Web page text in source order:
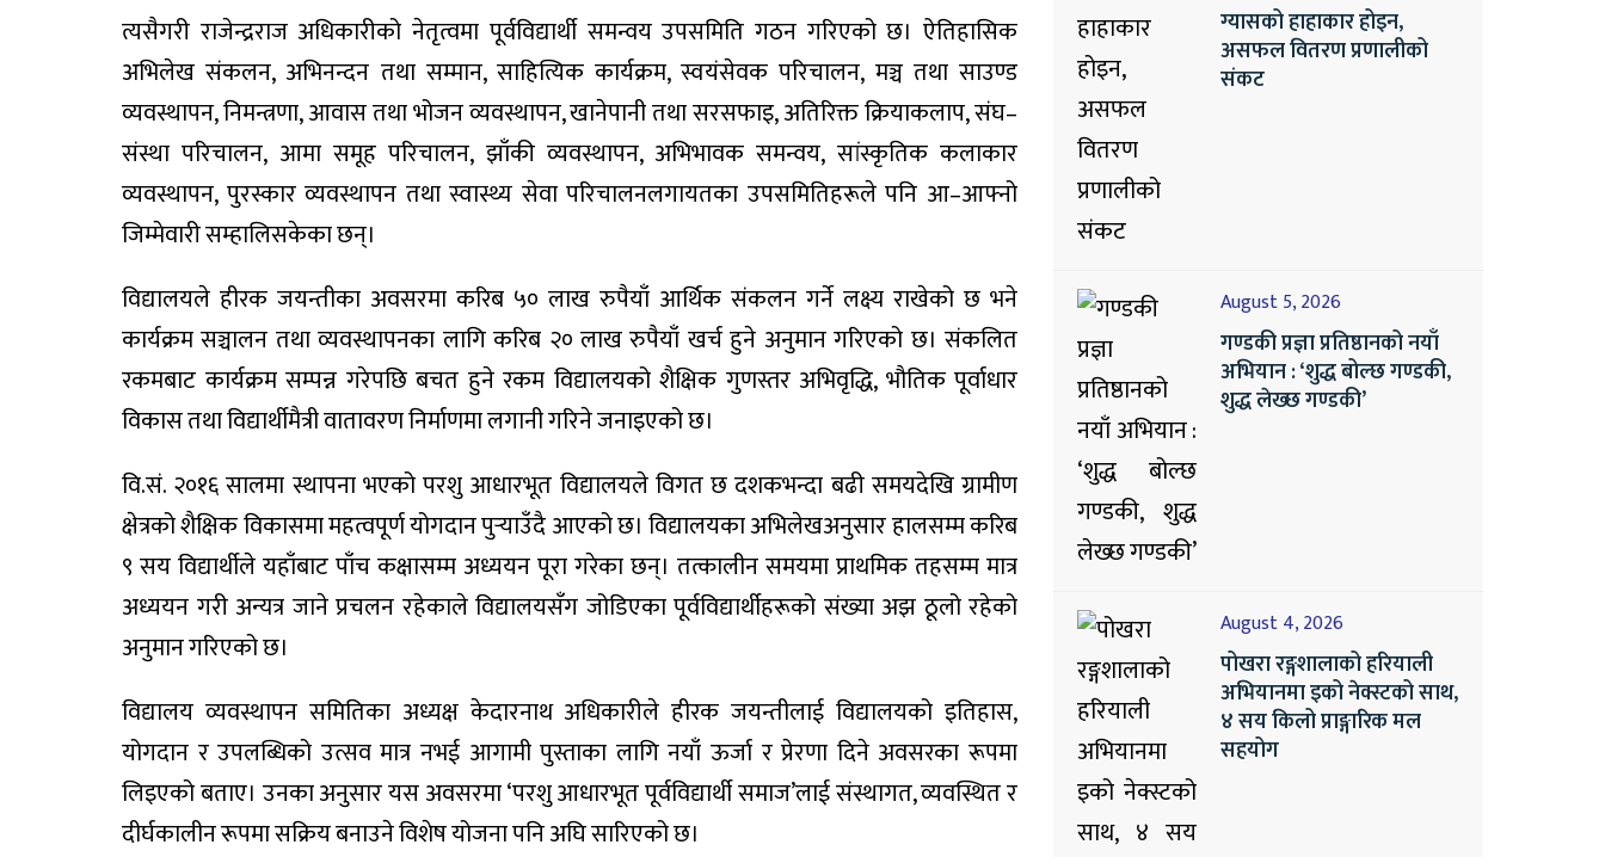
त्यसैगरी राजेन्द्रराज अधिकारीको नेतृत्वमा पूर्वविद्यार्थी समन्वय उपसमिति गठन गरिएको छ। ऐतिहासिक
अभिलेख संकलन, अभिनन्दन तथा सम्मान, साहित्यिक कार्यक्रम, स्वयंसेवक परिचालन, मञ्च तथा साउण्ड
व्यवस्थापन, निमन्त्रणा, आवास तथा भोजन व्यवस्थापन, खानेपानी तथा सरसफाइ, अतिरिक्त क्रियाकलाप, संघ–
संस्था परिचालन, आमा समूह परिचालन, झाँकी व्यवस्थापन, अभिभावक समन्वय, सांस्कृतिक कलाकार
व्यवस्थापन, पुरस्कार व्यवस्थापन तथा स्वास्थ्य सेवा परिचालनलगायतका उपसमितिहरूले पनि आ–आफ्नो
जिम्मेवारी सम्हालिसकेका छन्।
विद्यालयले हीरक जयन्तीका अवसरमा करिब ५० लाख रुपैयाँ आर्थिक संकलन गर्ने लक्ष्य राखेको छ भने
कार्यक्रम सञ्चालन तथा व्यवस्थापनका लागि करिब २० लाख रुपैयाँ खर्चहुने अनुमान गरिएको छ। संकलित
रकमबाट कार्यक्रम सम्पन्न गरेपछि बचत हुने रकम विद्यालयको शैक्षिक गुणस्तर अभिवृद्धि, भौतिक पूर्वाधार
विकास तथा विद्यार्थीमैत्री वातावरण निर्माणमा लगानी गरिने जनाइएको छ।
वि.सं. २०१६ सालमा स्थापना भएकोपरशु आधारभूत विद्यालयले विगत छ दशकभन्दा बढी समयदेखि ग्रामीण
क्षेत्रको शैक्षिक विकासमा महत्वपूर्ण योगदान पुर्‍याउँदै आएको छ। विद्यालयका अभिलेखअनुसार हालसम्म करिब
९ सय विद्यार्थीले यहाँबाट पाँच कक्षासम्म अध्ययन पूरा गरेका छन्। तत्कालीन समयमा प्राथमिक तहसम्म मात्र
अध्ययन गरी अन्यत्र जाने प्रचलन रहेकाले विद्यालयसँग जोडिएका पूर्वविद्यार्थीहरूको संख्या अझ ठूलो रहेको
अनुमान गरिएको छ।
विद्यालय व्यवस्थापन समितिका अध्यक्ष केदारनाथ अधिकारीले हीरक जयन्तीलाई विद्यालयको इतिहास,
योगदान र उपलब्धिको उत्सव मात्र नभई आगामी पुस्ताका लागि नयाँ ऊर्जा र प्रेरणा दिने अवसरका रूपमा
लिइएको बताए। उनका अनुसार यस अवसरमा ‘परशु आधारभूत पूर्वविद्यार्थी समाज’लाई संस्थागत, व्यवस्थित र
दीर्घकालीन रूपमा सक्रिय बनाउने विशेष योजना पनि अघि सारिएको छ।
ग्यासको हाहाकार होइन,
असफल वितरण प्रणालीको
संकट
August 5, 2026
गण्डकी प्रज्ञा प्रतिष्ठानको नयाँ
अभियान : ‘शुद्ध बोल्छ गण्डकी,
शुद्ध लेख्छ गण्डकी’
August 4, 2026
पोखरा रङ्गशालाको हरियाली
अभियानमा इको नेक्स्टको साथ,
४ सय किलो प्राङ्गारिक मल
सहयोग